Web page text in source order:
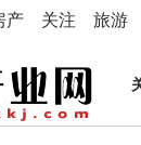
产 关注 旅游